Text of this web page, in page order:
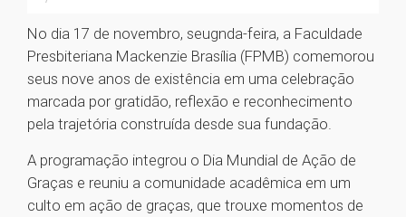
No dia 17 de novembro, seugnda-feira, a Faculdade
Presbiteriana Mackenzie Brasília (FPMB) comemorou
seus nove anos de existência em uma celebração
marcada por gratidão, reflexão e reconhecimento
pela trajetória construída desde sua fundação.
A programação integrou o Dia Mundial de Ação de
Graças e reuniu a comunidade acadêmica em um
culto em ação de graças, que trouxe momentos de